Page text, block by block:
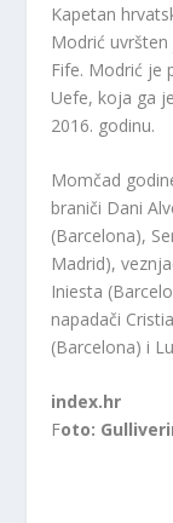
Kapetan
Modrić
Fife. Modrić je
Uefe, koja ga
2016. godinu.
Momčad
braniči Dani
(Barcelona),
Madrid),
Iniesta
napadači
(Barcelona) i
index.hr
Foto: